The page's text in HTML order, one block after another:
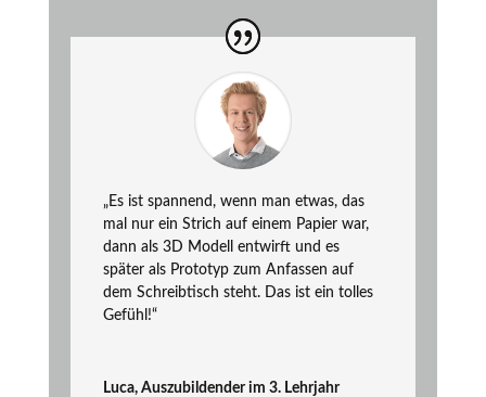
„Es ist spannend, wenn man etwas, das
mal nur ein Strich auf einem Papier war,
dann als 3D Modell entwirft und es
später als Prototyp zum Anfassen auf
dem Schreibtisch steht. Das ist ein tolles
Gefühl!“
Luca, Auszubildender im 3. Lehrjahr